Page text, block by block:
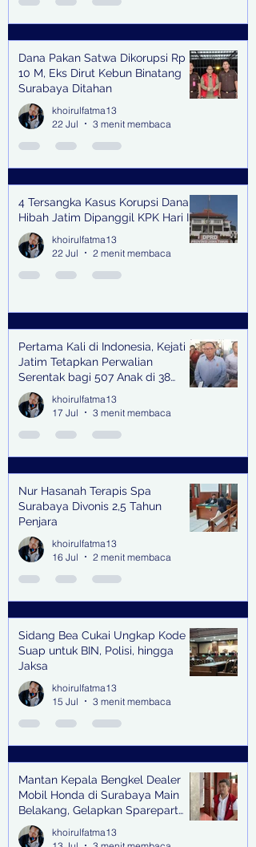
Dana Pakan Satwa Dikorupsi Rp
10 M, Eks Dirut Kebun Binatang
Surabaya Ditahan
khoirulfatma13
22 Jul
3 menit membaca
4 Tersangka Kasus Korupsi Dana
Hibah Jatim Dipanggil KPK Hari Ini
khoirulfatma13
22 Jul
2 menit membaca
Pertama Kali di Indonesia, Kejati
Jatim Tetapkan Perwalian
Serentak bagi 507 Anak di 38
Kabupaten & Kota
khoirulfatma13
17 Jul
3 menit membaca
Nur Hasanah Terapis Spa
Surabaya Divonis 2,5 Tahun
Penjara
khoirulfatma13
16 Jul
2 menit membaca
Sidang Bea Cukai Ungkap Kode
Suap untuk BIN, Polisi, hingga
Jaksa
khoirulfatma13
15 Jul
3 menit membaca
Mantan Kepala Bengkel Dealer
Mobil Honda di Surabaya Main
Belakang, Gelapkan Sparepart
Senilai Rp 1,9 Miliar
khoirulfatma13